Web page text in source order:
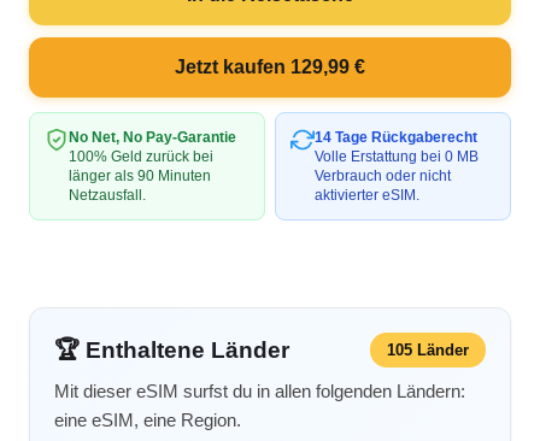
Jetzt kaufen 129,99 €
No Net, No Pay-Garantie
100% Geld zurück bei
länger als 90 Minuten
Netzausfall.
14 Tage Rückgaberecht
Volle Erstattung bei 0 MB
Verbrauch oder nicht
aktivierter eSIM.
🏆 Enthaltene Länder 105 Länder
Mit dieser eSIM surfst du in allen folgenden Ländern:
eine eSIM, eine Region.